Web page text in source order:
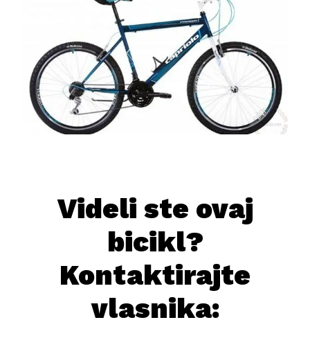
Videli ste ovaj
bicikl?
Kontaktirajte
vlasnika: